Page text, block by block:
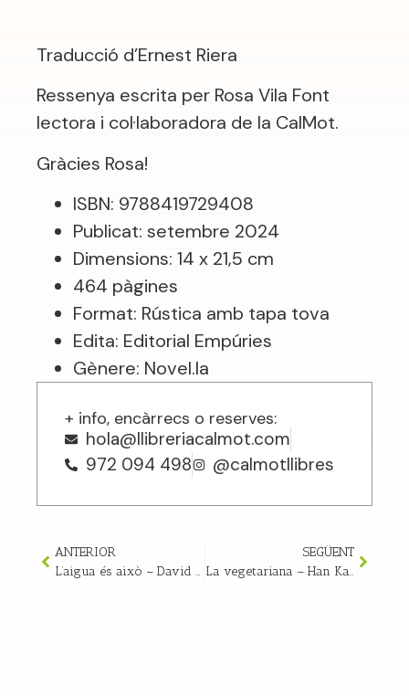
Traducció d’Ernest Riera
Ressenya escrita per Rosa Vila Font
lectora i col·laboradora de la CalMot.
Gràcies Rosa!
ISBN: 9788419729408
Publicat: setembre 2024
Dimensions: 14 x 21,5 cm
464 pàgines
Format: Rústica amb tapa tova
Edita: Editorial Empúries
Gènere: Novel.la
+ info, encàrrecs o reserves:
hola@llibreriacalmot.com
972 094 498
@calmotllibres
ANTERIOR
L’aigua és això – David Foster Wallace
SEGÜENT
La vegetariana – Han Kang